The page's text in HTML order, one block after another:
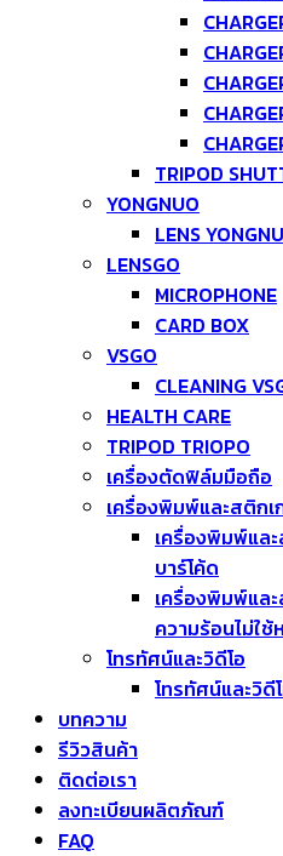
TRIPOD
YONGNUO
LENS
LENSGO
MICROPHONE
CARD BOX
VSGO
CLEANING
HEALTH CARE
TRIPOD TRIOPO
เครื่องตัดฟิล์มมือถือ
เครื่องพิมพ์และสติกเ
เครื่องพิมพ์แล
บาร์โค้ด
เครื่องพิมพ์แล
ความร้อนไม่ใช้
โทรทัศน์และวิดีโอ
โทรทัศน์และวิดี
บทความ
รีวิวสินค้า
ติดต่อเรา
ลงทะเบียนผลิตภัณฑ์
FAQ